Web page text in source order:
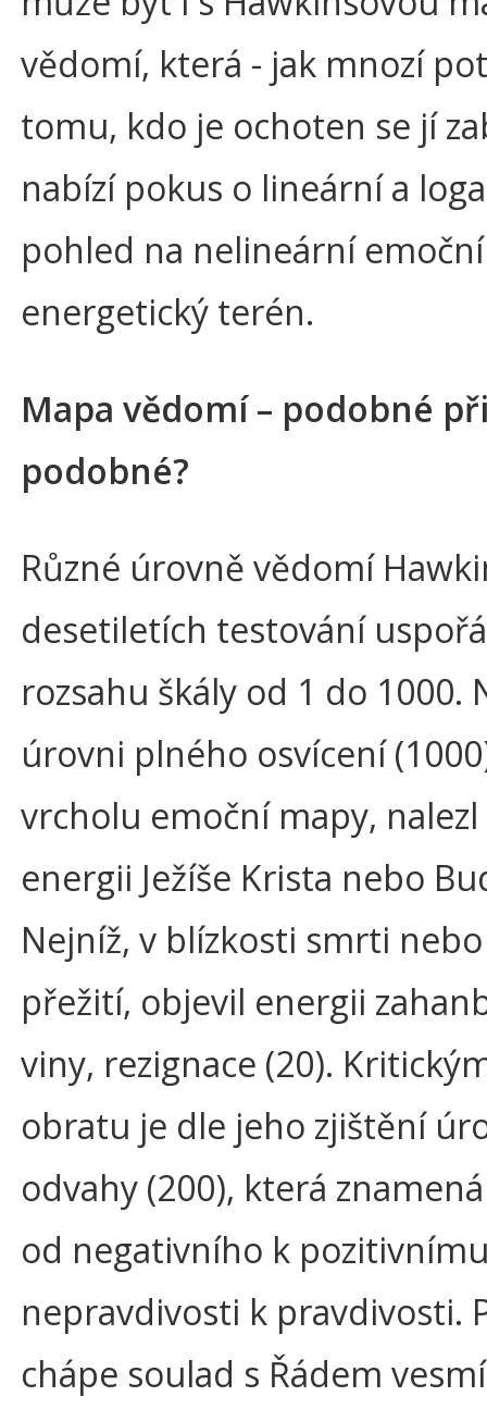
vědomí, která - jak mnozí
tomu, kdo je ochoten se jí
nabízí pokus o lineární a
pohled na nelineární emoční
energetický terén.
Mapa vědomí – podobné
podobné?
Různé úrovně vědomí
desetiletích testování
rozsahu škály od 1 do 1000.
úrovni plného osvícení
vrcholu emoční mapy,
energii Ježíše Krista nebo
Nejníž, v blízkosti smrti
přežití, objevil energii
viny, rezignace (20).
obratu je dle jeho zjištění
odvahy (200), která
od negativního k
nepravdivosti k pravdivosti.
chápe soulad s Řádem